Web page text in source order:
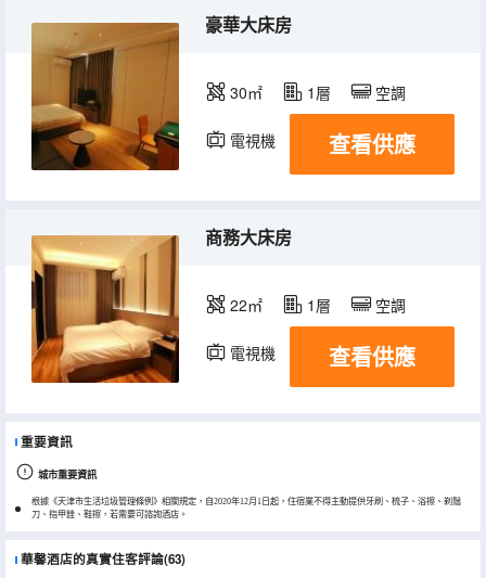
豪華大床房
30㎡ 1層 空調
電視機 查看供應
商務大床房
22㎡ 1層 空調
電視機 查看供應
重要資訊
城市重要資訊
根據《天津市生活垃圾管理條例》相關規定，自2020年12月1日起，住宿業不得主動提供牙刷、梳子、浴擦、剃鬚
刀、指甲銼、鞋擦，若需要可諮詢酒店。
華馨酒店的真實住客評論(63)